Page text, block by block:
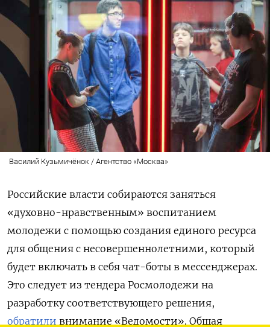
Василий Кузьмичёнок / Агентство «Москва»
Российские власти собираются заняться
«духовно-нравственным» воспитанием
молодежи с помощью создания единого ресурса
для общения с несовершеннолетними, который
будет включать в себя чат-боты в мессенджерах.
Это следует из тендера Росмолодежи на
разработку соответствующего решения,
обратили внимание «Ведомости». Общая